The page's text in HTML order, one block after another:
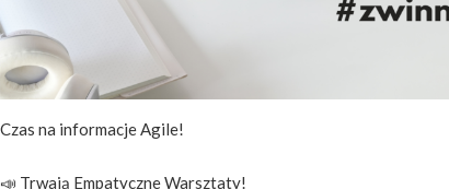
Czas na informacje Agile!
📣 Trwają Empatyczne Warsztaty!